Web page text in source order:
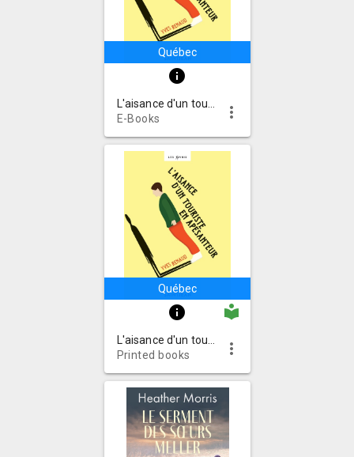
Québec
info
E-Books
more_vert
Québec
info local_library
Printed books
more_vert